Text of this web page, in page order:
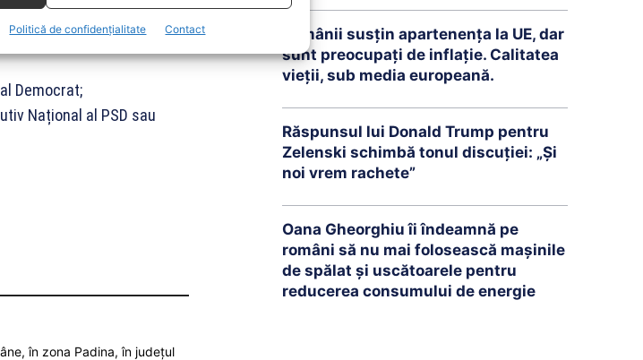
Politică de confidențialitate Contact
constituite în cadrul
Democrat;
Național al PSD sau
în zona Padina, în județul
Românii susțin apartenența la UE, dar
sunt preocupați de inflație. Calitatea
vieții, sub media europeană.
Răspunsul lui Donald Trump pentru
Zelenski schimbă tonul discuției: „Și
noi vrem rachete”
Oana Gheorghiu îi îndeamnă pe
români să nu mai folosească mașinile
de spălat și uscătoarele pentru
reducerea consumului de energie